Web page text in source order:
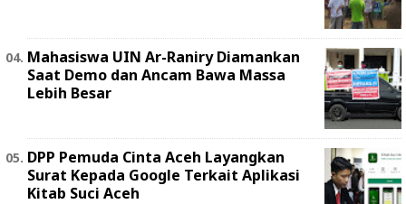
Mahasiswa UIN Ar-Raniry Diamankan
Saat Demo dan Ancam Bawa Massa
Lebih Besar
DPP Pemuda Cinta Aceh Layangkan
Surat Kepada Google Terkait Aplikasi
Kitab Suci Aceh